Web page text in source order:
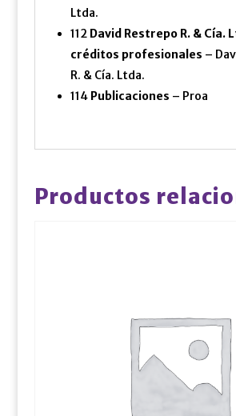
Ltda.
112 David Restrepo R. & Cía.
créditos profesionales –
R. & Cía. Ltda.
114 Publicaciones – Proa
Productos